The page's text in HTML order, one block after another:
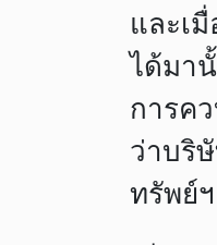
และเ
ได้มา
การค
ว่าบริ
ทรัพย์